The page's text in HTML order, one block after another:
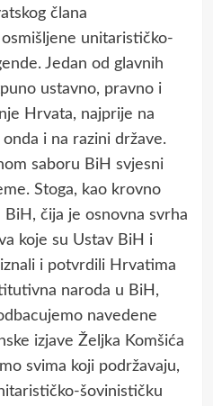
člana
unitarističko-
Jedan od glavnih
ustavno, pravno i
Hrvata, najprije na
i na razini države.
saboru BiH svjesni
Stoga, kao krovno
čija je osnovna svrha
koje su Ustav BiH i
i potvrdili Hrvatima
naroda u BiH,
navedene
izjave Željka Komšića
svima koji podržavaju,
šovinističku